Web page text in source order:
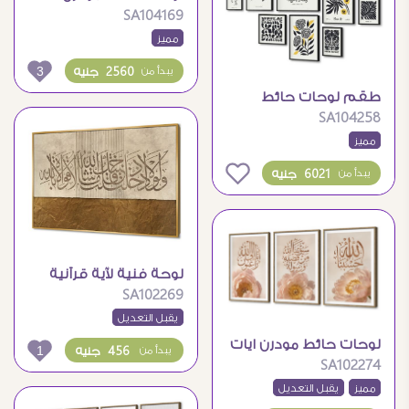
طقم لوحات حائط
مودرن بتصميم نباتي
تجريدي أنيق
SA104258
مميز
6021 جنيه يبدأ من
إسلامية بذكر الله وزهور
SA104169
مميز
2560 جنيه يبدأ من 3
لوحات حائط مودرن ايات
قرآنية وزهور وردية
SA102274
مميز يقبل التعديل
لوحة فنية لآية قرآنية
بتصميم إسلامي مذهب
SA102269
يقبل التعديل
456 جنيه يبدأ من 1